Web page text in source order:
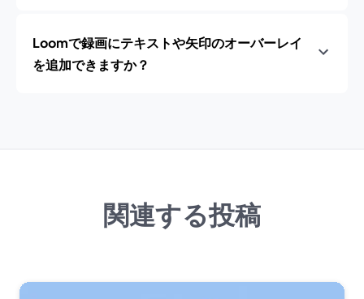
Loomで録画にテキストや矢印のオーバーレイ
を追加できますか？
関連する投稿